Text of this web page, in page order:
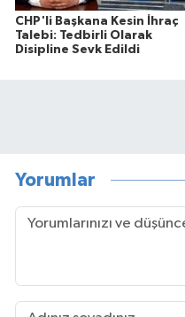
CHP'li Başkana Kesin İhraç
Talebi: Tedbirli Olarak
Disipline Sevk Edildi
Yorumlar